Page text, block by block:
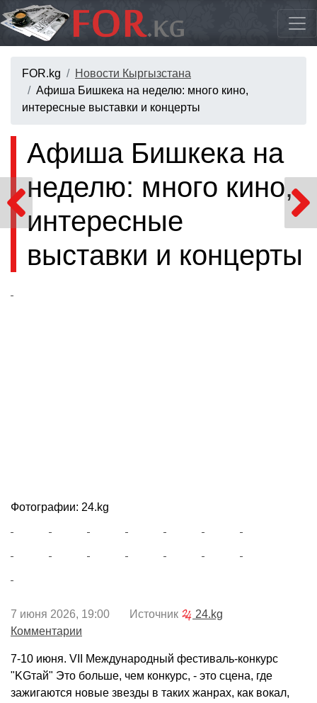
FOR.kg
Новости Кыргызстана
Афиша Бишкека на неделю: много кино,
интересные выставки и концерты
Афиша Бишкека на
неделю: много кино,
интересные
выставки и концерты
Фотографии: 24.kg
7 июня 2026, 19:00 Источник
24.kg
Комментарии
7-10 июня. VII Международный фестиваль-конкурс
"KGтай" Это больше, чем конкурс, - это сцена, где
зажигаются новые звезды в таких жанрах, как вокал,